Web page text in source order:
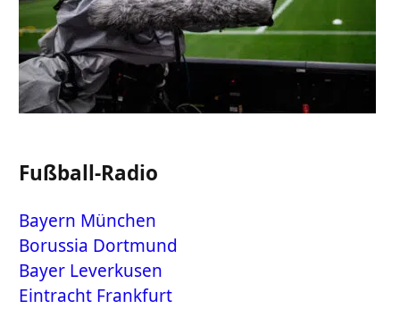
Fußball-Radio
Bayern München
Borussia Dortmund
Bayer Leverkusen
Eintracht Frankfurt